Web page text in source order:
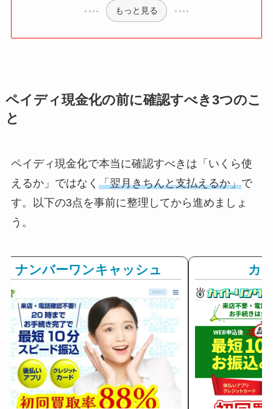
もっと見る
ペイディ現金化の前に確認すべき3つのこ
と
ペイディ現金化で本当に確認すべきは「いくら使
えるか」ではなく 「翌月きちんと支払えるか」で
す。以下の3点を事前に整理してから進めましょ
う。
ナンバーワンキャッシュ カ